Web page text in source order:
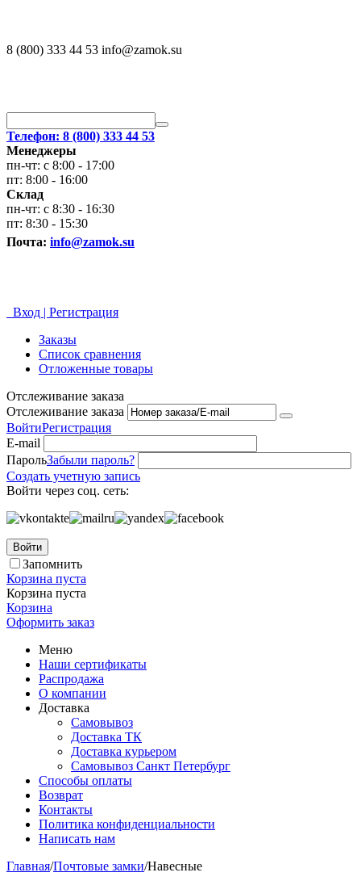
8 (800) 333 44 53 info@zamok.su
Телефон: 8 (800) 333 44 53
Менеджеры
пн-чт: с 8:00 - 17:00
пт: 8:00 - 16:00
Склад
пн-чт: с 8:30 - 16:30
пт: 8:30 - 15:30
Почта: info@zamok.su
Вход | Регистрация
Заказы
Список сравнения
Отложенные товары
Отслеживание заказа
Отслеживание заказа
ВойтиРегистрация
E-mail
ПарольЗабыли пароль?
Создать учетную запись
Войти через соц. сеть:
Войти
Запомнить
Корзина пуста
Корзина пуста
Корзина
Оформить заказ
Меню
Наши сертификаты
Распродажа
О компании
Доставка
Самовывоз
Доставка ТК
Доставка курьером
Самовывоз Санкт Петербург
Способы оплаты
Возврат
Контакты
Политика конфиденциальности
Написать нам
Главная/Почтовые замки/Навесные